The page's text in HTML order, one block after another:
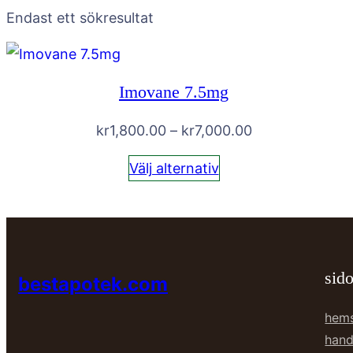
Endast ett sökresultat
Imovane 7.5mg
kr1,800.00 – kr7,000.00Prisintervall:
Välj alternativ
bestapotek.com